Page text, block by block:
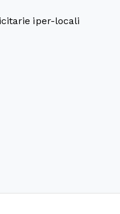
iper-locali